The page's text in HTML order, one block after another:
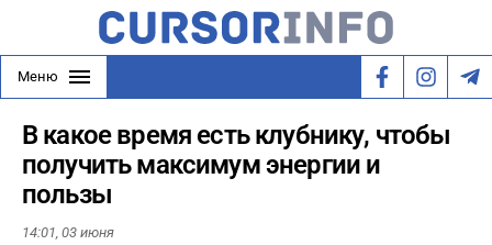
Меню
В какое время есть клубнику, чтобы
получить максимум энергии и
пользы
14:01, 03 июня